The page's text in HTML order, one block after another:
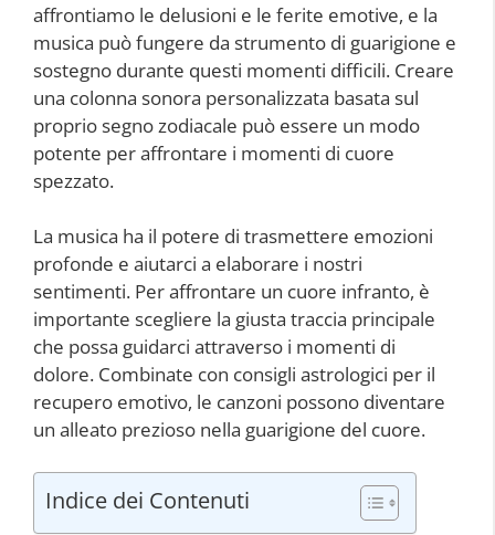
affrontiamo le delusioni e le ferite emotive, e la
musica può fungere da strumento di guarigione e
sostegno durante questi momenti difficili. Creare
una colonna sonora personalizzata basata sul
proprio segno zodiacale può essere un modo
potente per affrontare i momenti di cuore
spezzato.
La musica ha il potere di trasmettere emozioni
profonde e aiutarci a elaborare i nostri
sentimenti. Per affrontare un cuore infranto, è
importante scegliere la giusta traccia principale
che possa guidarci attraverso i momenti di
dolore. Combinate con consigli astrologici per il
recupero emotivo, le canzoni possono diventare
un alleato prezioso nella guarigione del cuore.
Indice dei Contenuti